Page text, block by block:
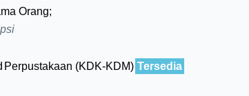
Orang;
Perpustakaan (KDK-KDM) Tersedia